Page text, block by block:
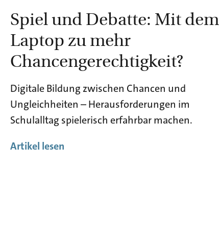
Spiel und Debatte: Mit dem
Laptop zu mehr
Chancengerechtigkeit?
Digitale Bildung zwischen Chancen und
Ungleichheiten – Herausforderungen im
Schulalltag spielerisch erfahrbar machen.
Artikel lesen